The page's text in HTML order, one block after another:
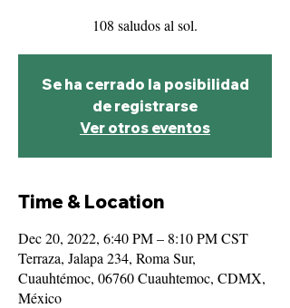
108 saludos al sol.
Se ha cerrado la posibilidad
de registrarse
Ver otros eventos
Time & Location
Dec 20, 2022, 6:40 PM – 8:10 PM CST
Terraza, Jalapa 234, Roma Sur,
Cuauhtémoc, 06760 Cuauhtemoc, CDMX,
México